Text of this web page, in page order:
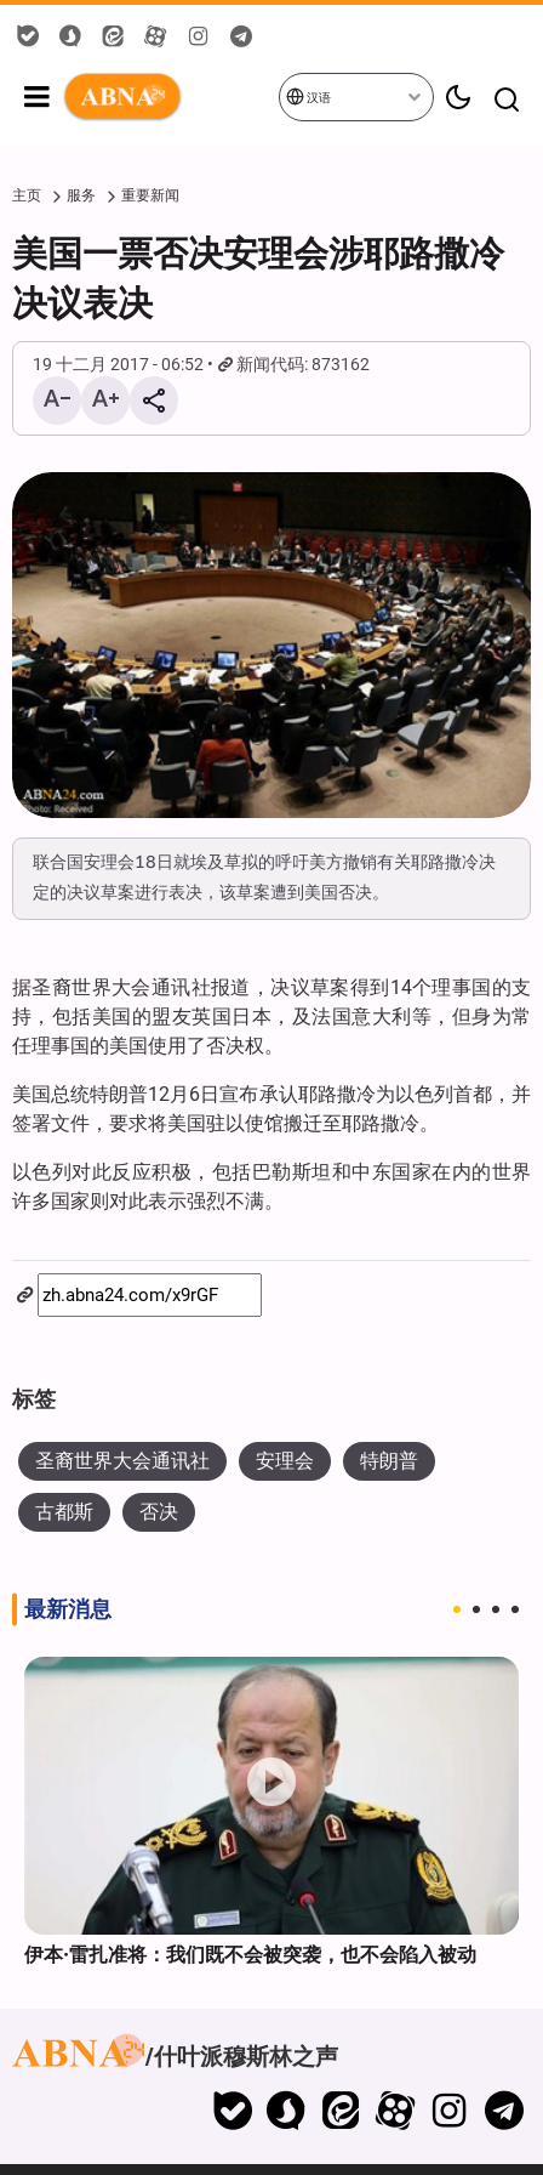
汉语
主页 服务 重要新闻
美国一票否决安理会涉耶路撒冷
决议表决
19 十二月 2017 - 06:52 新闻代码: 873162
联合国安理会18日就埃及草拟的呼吁美方撤销有关耶路撒冷决
定的决议草案进行表决，该草案遭到美国否决。
据圣裔世界大会通讯社报道，决议草案得到14个理事国的支
持，包括美国的盟友英国日本，及法国意大利等，但身为常
任理事国的美国使用了否决权。
美国总统特朗普12月6日宣布承认耶路撒冷为以色列首都，并
签署文件，要求将美国驻以使馆搬迁至耶路撒冷。
以色列对此反应积极，包括巴勒斯坦和中东国家在内的世界
许多国家则对此表示强烈不满。
标签
圣裔世界大会通讯社 安理会 特朗普
古都斯 否决
最新消息
伊本·雷扎准将：我们既不会被突袭，也不会陷入被动
什叶派穆斯林之声